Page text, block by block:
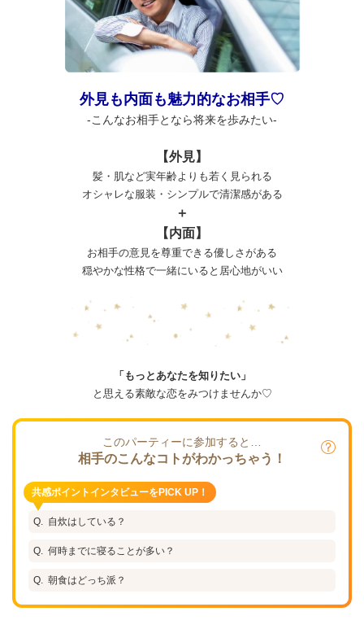
外見も内面も魅力的なお相手♡
-こんなお相手となら将来を歩みたい-
【外見】
髪・肌など実年齢よりも若く見られる
オシャレな服装・シンプルで清潔感がある
＋
【内面】
お相手の意見を尊重できる優しさがある
穏やかな性格で一緒にいると居心地がいい
「もっとあなたを知りたい」
と思える素敵な恋をみつけませんか♡
このパーティーに参加すると…
相手のこんなコトがわかっちゃう！
共感ポイントインタビューをPICK UP！
自炊はしている？
何時までに寝ることが多い？
朝食はどっち派？